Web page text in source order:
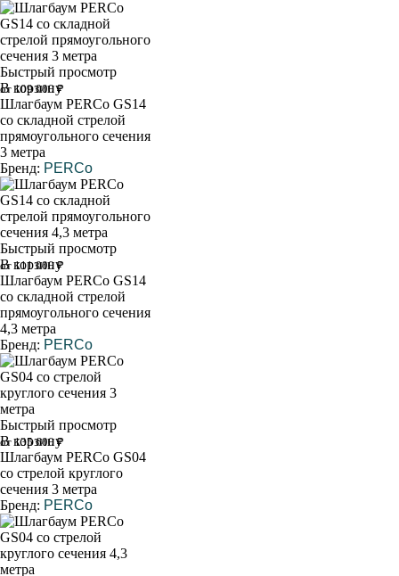
Быстрый просмотр
В корзину
от 109 000 ₽
Шлагбаум PERCo GS14
со складной стрелой
прямоугольного сечения
3 метра
Бренд: PERCo
Быстрый просмотр
В корзину
от 111 000 ₽
Шлагбаум PERCo GS14
со складной стрелой
прямоугольного сечения
4,3 метра
Бренд: PERCo
Быстрый просмотр
В корзину
от 135 600 ₽
Шлагбаум PERCo GS04
со стрелой круглого
сечения 3 метра
Бренд: PERCo